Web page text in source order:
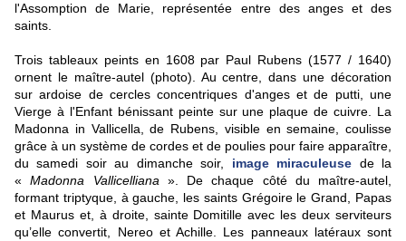
l'Assomption de Marie, représentée entre des anges et des
saints.
Trois tableaux peints en 1608 par Paul Rubens (1577 / 1640)
ornent le maître-autel (photo). Au centre, dans une décoration
sur ardoise de cercles concentriques d'anges et de putti, une
Vierge à l'Enfant bénissant peinte sur une plaque de cuivre. La
Madonna in Vallicella, de Rubens, visible en semaine, coulisse
grâce à un système de cordes et de poulies pour faire apparaître,
du samedi soir au dimanche soir, image miraculeuse de la
«Madonna Vallicelliana ». De chaque côté du maître-autel,
formant triptyque, à gauche, les saints Grégoire le Grand, Papas
et Maurus et, à droite, sainte Domitille avec les deux serviteurs
qu’elle convertit, Nereo et Achille. Les panneaux latéraux sont